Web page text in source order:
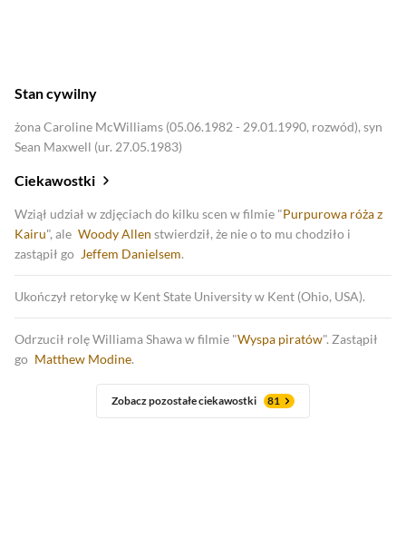
Stan cywilny
żona Caroline McWilliams (05.06.1982 - 29.01.1990, rozwód), syn
Sean Maxwell (ur. 27.05.1983)
Ciekawostki
Wziął udział w zdjęciach do kilku scen w filmie "Purpurowa róża z
Kairu", ale Woody Allen stwierdził, że nie o to mu chodziło i
zastąpił go Jeffem Danielsem.
Ukończył retorykę w Kent State University w Kent (Ohio, USA).
Odrzucił rolę Williama Shawa w filmie "Wyspa piratów". Zastąpił
go Matthew Modine.
Zobacz pozostałe ciekawostki 81